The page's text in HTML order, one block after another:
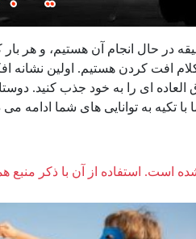
در حال انجام آن هستیم، و هر بار
افت کردن هستیم. اولین نشانه
ای را به خود جذب کنید.
تکیه به توانایی های شما ادامه می
است. استفاده از آن با ذکر منبع